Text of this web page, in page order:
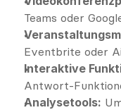
Teams oder
Eventbrite oder
Interaktive
Antwort-
Analysetools: